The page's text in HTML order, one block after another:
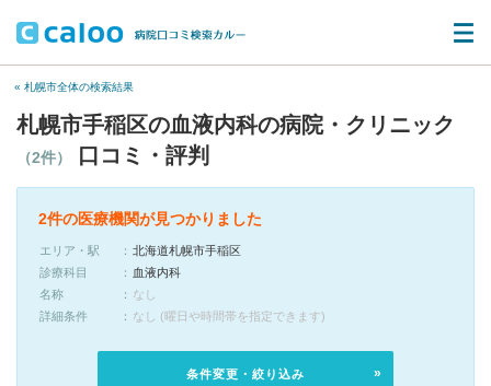
« 札幌市全体の検索結果
札幌市手稲区の血液内科の病院・クリニック
（2件） 口コミ・評判
2件の医療機関が見つかりました
エリア・駅
北海道札幌市手稲区
診療科目
血液内科
名称
なし
詳細条件
なし (曜日や時間帯を指定できます)
条件変更・絞り込み